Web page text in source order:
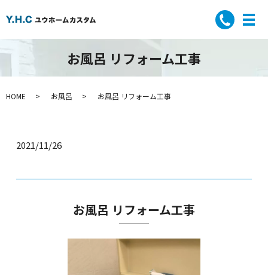
お風呂 リフォーム工事
HOME お風呂 お風呂 リフォーム工事
2021/11/26
お風呂 リフォーム工事